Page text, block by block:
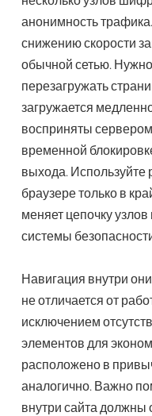
анонимность
снижению скорости
обычной сетью.
перезагружать
загружается
восприняты сервером
временной
выхода. Используйте
браузере только в
меняет цепочку
системы
Навигация внутри
не отличается от
исключением
элементов для
расположено в
аналогично. Важно
внутри сайта должны